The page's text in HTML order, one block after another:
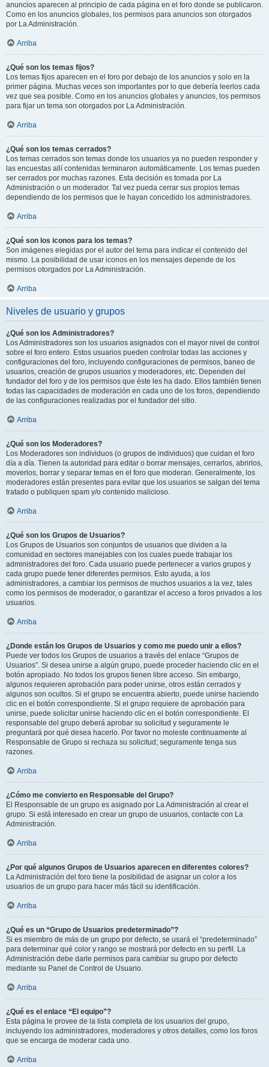
anuncios aparecen al principio de cada página en el foro donde se publicaron.
Como en los anuncios globales, los permisos para anuncios son otorgados
por La Administración.
Arriba
¿Qué son los temas fijos?
Los temas fijos aparecen en el foro por debajo de los anuncios y solo en la
primer página. Muchas veces son importantes por lo que debería leerlos cada
vez que sea posible. Como en los anuncios globales y anuncios, los permisos
para fijar un tema son otorgados por La Administración.
Arriba
¿Qué son los temas cerrados?
Los temas cerrados son temas donde los usuarios ya no pueden responder y
las encuestas allí contenidas terminaron automáticamente. Los temas pueden
ser cerrados por muchas razones. Esta decisión es tomada por La
Administración o un moderador. Tal vez pueda cerrar sus propios temas
dependiendo de los permisos que le hayan concedido los administradores.
Arriba
¿Qué son los iconos para los temas?
Son imágenes elegidas por el autor del tema para indicar el contenido del
mismo. La posibilidad de usar iconos en los mensajes depende de los
permisos otorgados por La Administración.
Arriba
Niveles de usuario y grupos
¿Qué son los Administradores?
Los Administradores son los usuarios asignados con el mayor nivel de control
sobre el foro entero. Estos usuarios pueden controlar todas las acciones y
configuraciones del foro, incluyendo configuraciones de permisos, baneo de
usuarios, creación de grupos usuarios y moderadores, etc. Dependen del
fundador del foro y de los permisos que éste les ha dado. Ellos también tienen
todas las capacidades de moderación en cada uno de los foros, dependiendo
de las configuraciones realizadas por el fundador del sitio.
Arriba
¿Qué son los Moderadores?
Los Moderadores son individuos (o grupos de individuos) que cuidan el foro
día a día. Tienen la autoridad para editar o borrar mensajes, cerrarlos, abrirlos,
moverlos, borrar y separar temas en el foro que moderan. Generalmente, los
moderadores están presentes para evitar que los usuarios se salgan del tema
tratado o publiquen spam y/o contenido malicioso.
Arriba
¿Qué son los Grupos de Usuarios?
Los Grupos de Usuarios son conjuntos de usuarios que dividen a la
comunidad en sectores manejables con los cuales puede trabajar los
administradores del foro. Cada usuario puede pertenecer a varios grupos y
cada grupo puede tener diferentes permisos. Esto ayuda, a los
administradores, a cambiar los permisos de muchos usuarios a la vez, tales
como los permisos de moderador, o garantizar el acceso a foros privados a los
usuarios.
Arriba
¿Donde están los Grupos de Usuarios y como me puedo unir a ellos?
Puede ver todos los Grupos de usuarios a través del enlace “Grupos de
Usuarios”. Si desea unirse a algún grupo, puede proceder haciendo clic en el
botón apropiado. No todos los grupos tienen libre acceso. Sin embargo,
algunos requieren aprobación para poder unirse, otros están cerrados y
algunos son ocultos. Si el grupo se encuentra abierto, puede unirse haciendo
clic en el botón correspondiente. Si el grupo requiere de aprobación para
unirse, puede solicitar unirse haciendo clic en el botón correspondiente. El
responsable del grupo deberá aprobar su solicitud y seguramente le
preguntará por qué desea hacerlo. Por favor no moleste continuamente al
Responsable de Grupo si rechaza su solicitud; seguramente tenga sus
razones.
Arriba
¿Cómo me convierto en Responsable del Grupo?
El Responsable de un grupo es asignado por La Administración al crear el
grupo. Si está interesado en crear un grupo de usuarios, contacte con La
Administración.
Arriba
¿Por qué algunos Grupos de Usuarios aparecen en diferentes colores?
La Administración del foro tiene la posibilidad de asignar un color a los
usuarios de un grupo para hacer más fácil su identificación.
Arriba
¿Qué es un “Grupo de Usuarios predeterminado”?
Si es miembro de más de un grupo por defecto, se usará el “predeterminado”
para determinar qué color y rango se mostrará por defecto en su perfil. La
Administración debe darle permisos para cambiar su grupo por defecto
mediante su Panel de Control de Usuario.
Arriba
¿Qué es el enlace “El equipo”?
Esta página le provee de la lista completa de los usuarios del grupo,
incluyendo los administradores, moderadores y otros detalles, como los foros
que se encarga de moderar cada uno.
Arriba